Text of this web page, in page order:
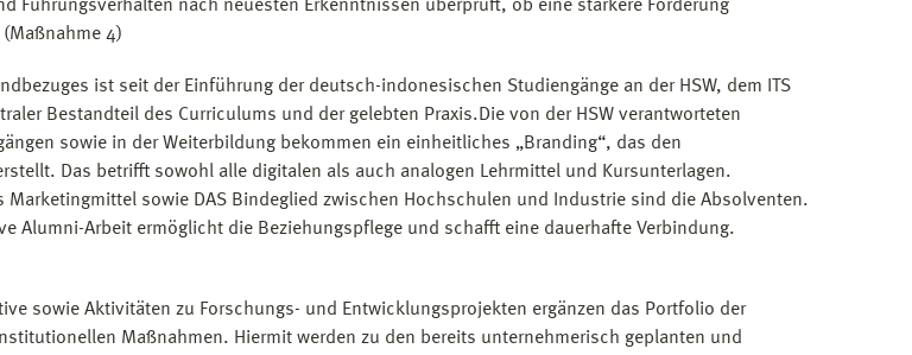
Führungsverhalten nach neuesten Erkenntnissen überprüft, ob eine stärkere Förderung
4)
ist seit der Einführung der deutsch-indonesischen Studiengänge an der HSW, dem ITS
Bestandteil des Curriculums und der gelebten Praxis.Die von der HSW verantworteten
sowie in der Weiterbildung bekommen ein einheitliches „Branding“, das den
Das betrifft sowohl alle digitalen als auch analogen Lehrmittel und Kursunterlagen.
Marketingmittel sowie DAS Bindeglied zwischen Hochschulen und Industrie sind die Absolventen.
Alumni-Arbeit ermöglicht die Beziehungspflege und schafft eine dauerhafte Verbindung.
sowie Aktivitäten zu Forschungs- und Entwicklungsprojekten ergänzen das Portfolio der
Maßnahmen. Hiermit werden zu den bereits unternehmerisch geplanten und